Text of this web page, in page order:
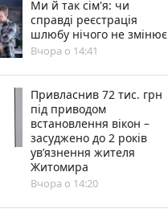
Ми й так сім'я: чи
справді реєстрація
шлюбу нічого не змінює
Вчора о 14:41
Привласнив 72 тис. грн
під приводом
встановлення вікон –
засуджено до 2 років
ув’язнення жителя
Житомира
Вчора о 14:20